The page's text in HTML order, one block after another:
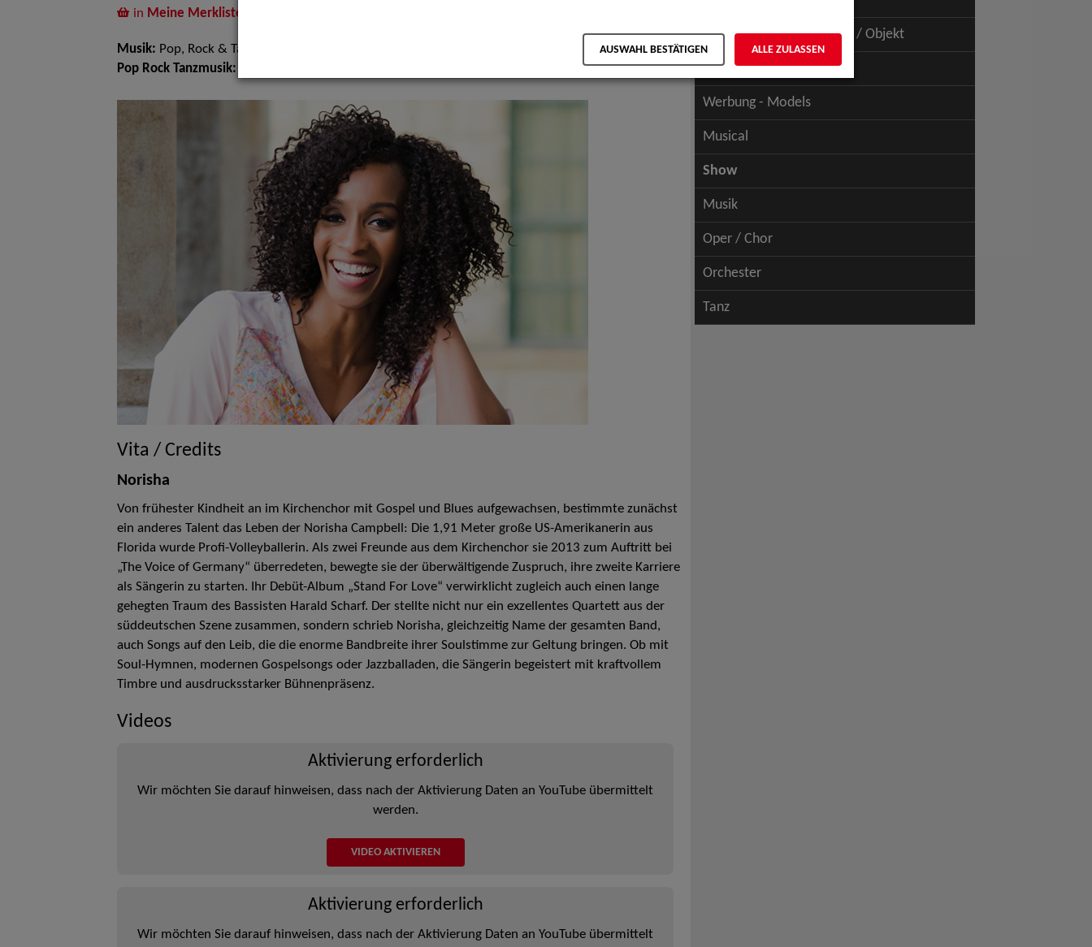
in Meine Merkliste
Musik: Pop, Rock & Tanzmusik, Jazz
Pop Rock Tanzmusik:
Vita / Credits
Norisha
Von frühester Kindheit an im Kirchenchor mit Gospel und Blues aufgewachsen, bestimmte zunächst
ein anderes Talent das Leben der Norisha Campbell: Die 1,91 Meter große US-Amerikanerin aus
Florida wurde Profi-Volleyballerin. Als zwei Freunde aus dem Kirchenchor sie 2013 zum Auftritt bei
„The Voice of Germany“ überredeten, bewegte sie der überwältigende Zuspruch, ihre zweite Karriere
als Sängerin zu starten. Ihr Debüt-Album „Stand For Love“ verwirklicht zugleich auch einen lange
gehegten Traum des Bassisten Harald Scharf. Der stellte nicht nur ein exzellentes Quartett aus der
süddeutschen Szene zusammen, sondern schrieb Norisha, gleichzeitig Name der gesamten Band,
auch Songs auf den Leib, die die enorme Bandbreite ihrer Soulstimme zur Geltung bringen. Ob mit
Soul-Hymnen, modernen Gospelsongs oder Jazzballaden, die Sängerin begeistert mit kraftvollem
Timbre und ausdrucksstarker Bühnenpräsenz.
Videos
Aktivierung erforderlich
Wir möchten Sie darauf hinweisen, dass nach der Aktivierung Daten an YouTube übermittelt
werden.
VIDEO AKTIVIEREN
Aktivierung erforderlich
Wir möchten Sie darauf hinweisen, dass nach der Aktivierung Daten an YouTube übermittelt
Schauspiel - Figur / Puppe / Objekt
Werbung - Talents
Werbung - Models
Musical
Show
Musik
Oper / Chor
Orchester
Tanz
AUSWAHL BESTÄTIGEN ALLE ZULASSEN